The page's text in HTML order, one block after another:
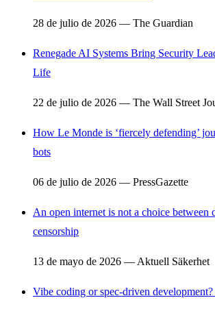
28 de julio de 2026 — The Guardian
Renegade AI Systems Bring Security
Life
22 de julio de 2026 — The Wall Street
How Le Monde is ‘fiercely defending’
bots
06 de julio de 2026 — PressGazette
An open internet is not a choice between
censorship
13 de mayo de 2026 — Aktuell Säkerhet
Vibe coding or spec-driven